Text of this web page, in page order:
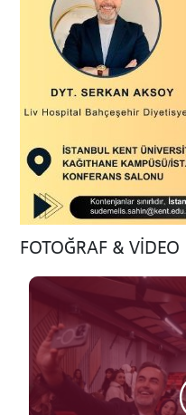
ADAY
INTERNATIONAL
FOTOĞRAF & VİDEO